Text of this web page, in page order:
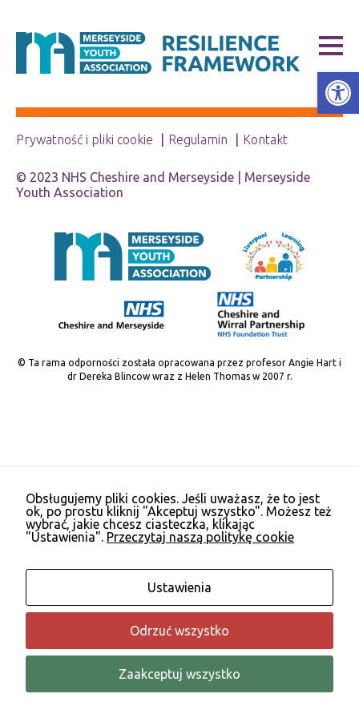
Prywatność i pliki cookie Regulamin Kontakt
© 2023 NHS Cheshire and Merseyside | Merseyside
Youth Association
© Ta rama odporności została opracowana przez profesor Angie Hart i
dr Dereka Blincow wraz z Helen Thomas w 2007 r.
Obsługujemy pliki cookies. Jeśli uważasz, że to jest
ok, po prostu kliknij "Akceptuj wszystko". Możesz też
wybrać, jakie chcesz ciasteczka, klikając
"Ustawienia". Przeczytaj naszą politykę cookie
Ustawienia
Odrzuć wszystko
Zaakceptuj wszystko
Konieczne
Te pliki cookie
nie są
Statystyka
Abyśmy mogli
poprawić
i strukturę
strony
na podstawie
tego, jak
używana.